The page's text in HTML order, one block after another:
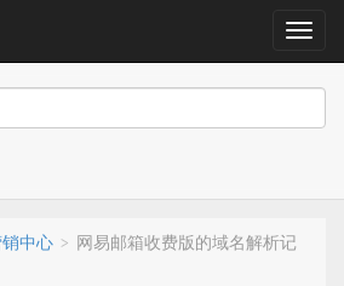
导
航
中心 > 网易邮箱收费版的域名解析记